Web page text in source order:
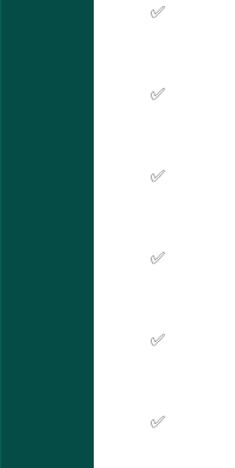
✅
✅
✅
✅
✅
✅